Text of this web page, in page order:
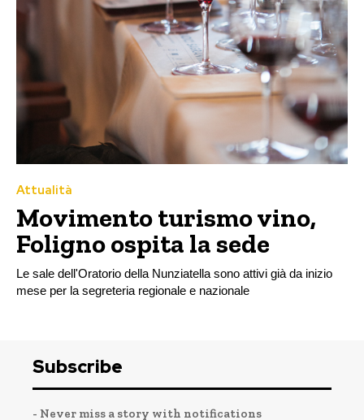
Attualità
Movimento turismo vino,
Foligno ospita la sede
Le sale dell'Oratorio della Nunziatella sono attivi già da inizio
mese per la segreteria regionale e nazionale
Subscribe
- Never miss a story with notifications